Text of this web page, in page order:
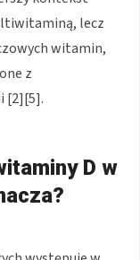
lecz
witamin,
z
[2][5].
D w